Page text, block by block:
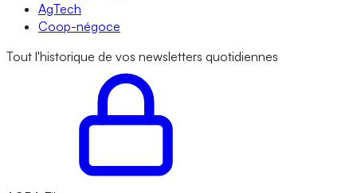
AgTech
Coop-négoce
Tout l'historique de vos newsletters quotidiennes